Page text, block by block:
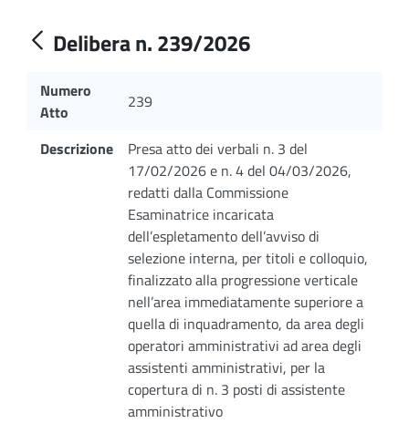
Delibera n. 239/2026
Numero
Atto
239
Descrizione
Presa atto dei verbali n. 3 del
17/02/2026 e n. 4 del 04/03/2026,
redatti dalla Commissione
Esaminatrice incaricata
dell’espletamento dell’avviso di
selezione interna, per titoli e colloquio,
finalizzato alla progressione verticale
nell’area immediatamente superiore a
quella di inquadramento, da area degli
operatori amministrativi ad area degli
assistenti amministrativi, per la
copertura di n. 3 posti di assistente
amministrativo